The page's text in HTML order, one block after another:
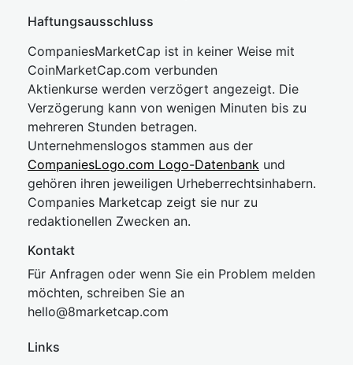
Haftungsausschluss
CompaniesMarketCap ist in keiner Weise mit
CoinMarketCap.com verbunden
Aktienkurse werden verzögert angezeigt. Die
Verzögerung kann von wenigen Minuten bis zu
mehreren Stunden betragen.
Unternehmenslogos stammen aus der
CompaniesLogo.com Logo-Datenbank und
gehören ihren jeweiligen Urheberrechtsinhabern.
Companies Marketcap zeigt sie nur zu
redaktionellen Zwecken an.
Kontakt
Für Anfragen oder wenn Sie ein Problem melden
möchten, schreiben Sie an
hello@8marketcap.com
Links